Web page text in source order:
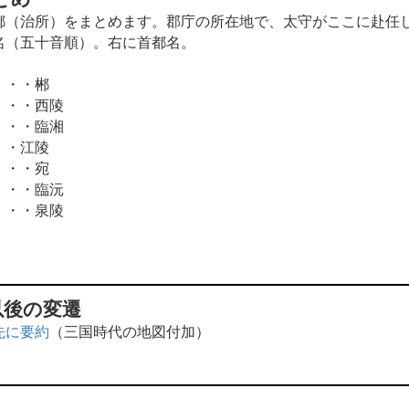
治所）をまとめます。郡庁の所在地で、太守がここに赴任
五十音順）。右に首都名。
・郴
・西陵
・臨湘
江陵
・宛
・臨沅
・泉陵
の変遷
に要約 （三国時代の地図付加）